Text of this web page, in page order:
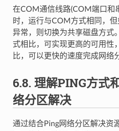
在COM通信线路(COM端口和
时，运行与COM方式相同，
异常，则切换为共享磁盘方式
式相比，可实现更高的可用性
比，可以更快的速度完成网络
6.8. 理解PING方式
络分区解决
通过结合Ping网络分区解决资